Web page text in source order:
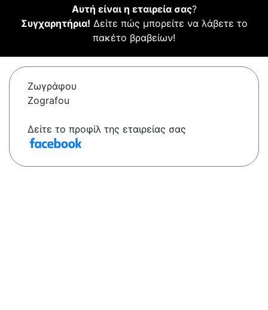
Αυτή είναι η εταιρεία σας?
Συγχαρητήρια! Δείτε πώς μπορείτε να λάβετε το
πακέτο βραβείων!
Ζωγράφου
Zografou
Δείτε το προφίλ της εταιρείας σας